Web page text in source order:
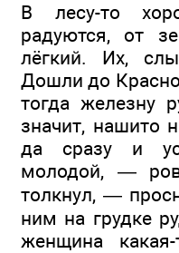
В лесу-то
радуются, от
лёгкий. Их,
Дошли до
тогда железну
значит, нашито
да сразу и
молодой, —
толкнул, —
ним на грудке
женщина